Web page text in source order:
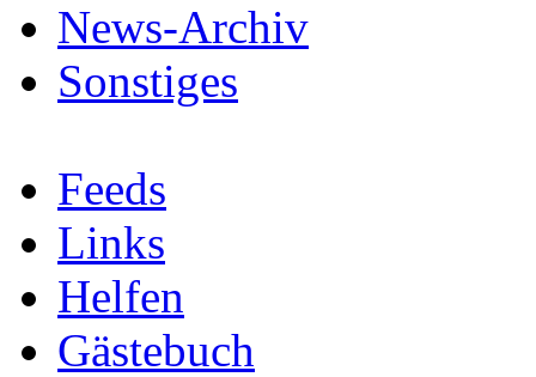
News-Archiv
Sonstiges
Feeds
Links
Helfen
Gästebuch